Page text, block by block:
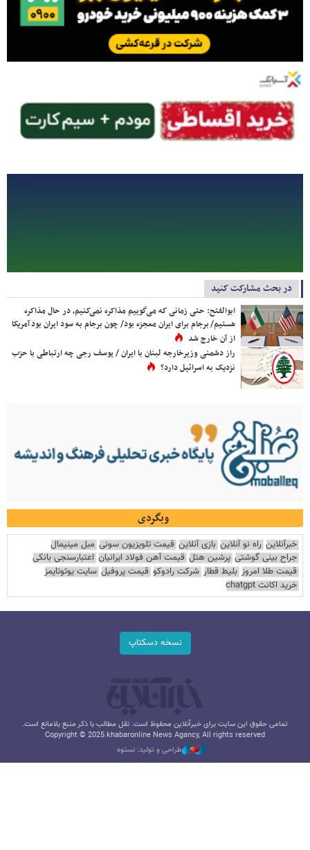
در بحث مشارکت کنید
ابوالفتح: حتی زمانی که می‌گوییم مذاکره نمی‌کنیم، در حال مذاکره
هستیم/ برجام برای ایران معجزه بود/ چون برجام به سود ایران بود آمریکا
از آن خارج شد
راز دشمنی وزیرخارجه لبنان با ایران / یوسف رجی چه ارتباطی با حزب
نزدیک به اسرائیل دارد؟
وبگردی
خبرآنلاین راه نو آنلاین بازی آنلاین قیمت تلویزیون سونی مبل مینیمال
جراح بینی گوشتی پرشین هتل قیمت آهن فولاد ایرانیان اعتبارسنجی بانکی
قیمت طلا امروز بلیط قطار شرکت رادوکو قیمت پروفیل سایت یوتوتایمز
خرید اکانت chatgpt
نسخه دسکتاپ
تمامی حقوق این سایت برای خبرآنلاین محفوظ است. نقل مطالب با ذکر منبع بلامانع است.
Copyright © 2025 khabaronline News Agancy, All rights reserved
طراحی و تولید: نستوه